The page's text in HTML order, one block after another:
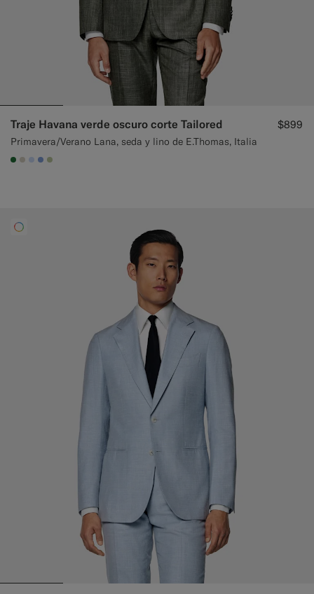
Traje Havana verde oscuro corte Tailored
Primavera/Verano Lana, seda y lino de E.Thomas, Italia
$899
#227038
#D7D1C3
#CCDCF9
#82A1DC
#BDC9A0